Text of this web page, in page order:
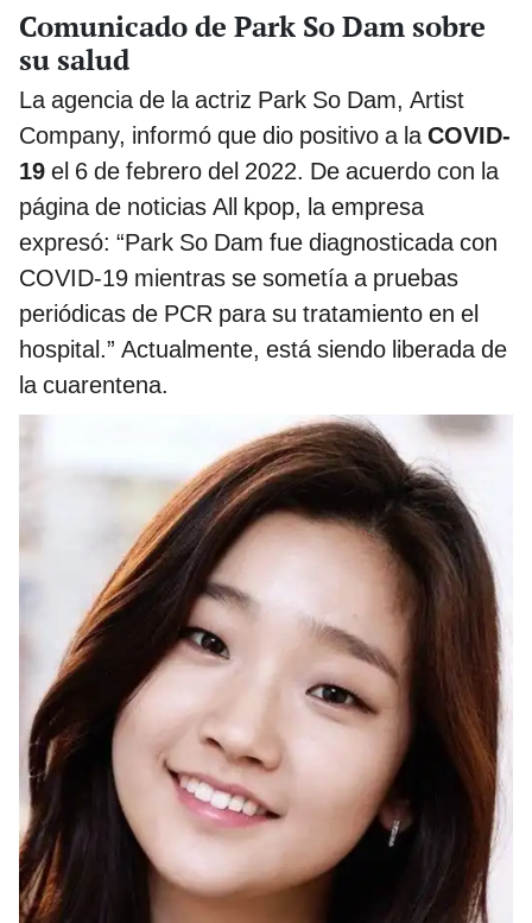
Comunicado de Park So Dam sobre
su salud
La agencia de la actriz Park So Dam, Artist
Company, informó que dio positivo a laCOVID-
19 el 6 de febrero del 2022. De acuerdo con la
página de noticias All kpop, la empresa
expresó: “Park So Dam fue diagnosticada con
COVID-19 mientras se sometía a pruebas
periódicas de PCR para su tratamiento en el
hospital.” Actualmente, está siendo liberada de
la cuarentena.